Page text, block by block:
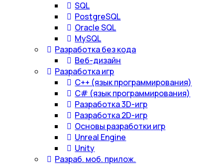
SQL
PostgreSQL
Oracle SQL
MySQL
Разработка без кода
Веб-дизайн
Разработка игр
С++ (язык программирования)
С# (язык программирования)
Разработка 3D-игр
Разработка 2D-игр
Основы разработки игр
Unreal Engine
Unity
Разраб. моб. прилож.